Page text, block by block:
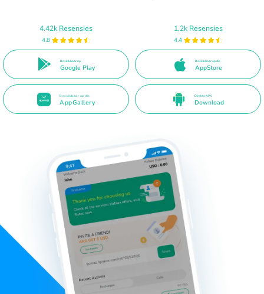
4.42k Resensies
4.8
Beskikbaar op
Google Play
1.2k Resensies
4.4
Beskikbaar op die
AppStore
Beskikbaar op die
AppGallery
Direkte APK
Download